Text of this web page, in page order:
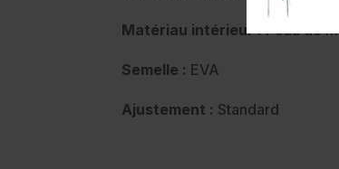
Matériau intérieur :Peau de
Semelle : EVA
Ajustement : Standard